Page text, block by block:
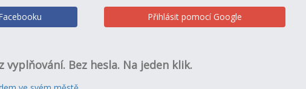
Přihlásit pomocí Google
vyplňování. Bez hesla. Na jeden klik.